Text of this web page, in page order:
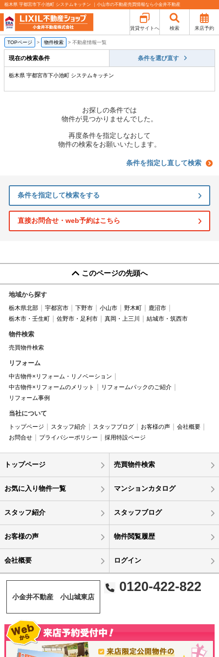
栃木県 宇都宮市下小池町 システムキッチン ｜小山市の不動産売買情報なら小金井不動産
賃貸サイトへ 検索 来店予約
TOPページ > 物件検索 > 不動産情報一覧
現在の検索条件 条件を選び直す
栃木県 宇都宮市下小池町 システムキッチン
お探しの条件では
物件が見つかりませんでした。
再度条件を指定しなおして
物件の検索をお願いいたします。
条件を指定し直して検索
条件を指定して検索をする
直接お問合せ・web予約はこちら
このページの先頭へ
地域から探す
栃木県北部 宇都宮市 下野市 小山市 野木町
鹿沼市
栃木市・壬生町
佐野市・足利市 真岡・上三川 結城市・筑西市
物件検索
売買物件検索
リフォーム
中古物件×リフォーム・リノベーション
中古物件×リフォームのメリット
リフォームパックのご紹介
リフォーム事例
当社について
トップページ スタッフ紹介 スタッフブログ お客様の声
会社概要
お問合せ
プライバシーポリシー 採用特設ページ
トップページ 売買物件検索
お気に入り物件一覧 マンションカタログ
スタッフ紹介 スタッフブログ
お客様の声 物件閲覧履歴
会社概要 ログイン
小金井不動産 小山城東店
0120-422-822